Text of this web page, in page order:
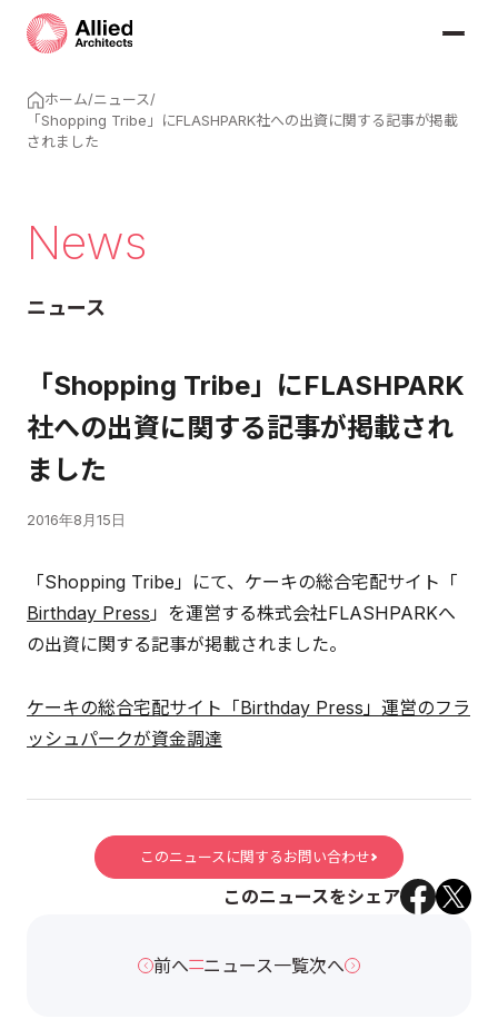
ホーム/ニュース/
「Shopping Tribe」にFLASHPARK社への出資に関する記事が掲載
されました
News
ニュース
「Shopping Tribe」にFLASHPARK
社への出資に関する記事が掲載され
ました
2016年8月15日
「Shopping Tribe」にて、ケーキの総合宅配サイト「
Birthday Press 」を運営する株式会社FLASHPARKへ
の出資に関する記事が掲載されました。
ケーキの総合宅配サイト「Birthday Press」運営のフラ
ッシュパークが資金調達
このニュースに関するお問い合わせ
このニュースをシェア
前へ ニュース一覧次へ